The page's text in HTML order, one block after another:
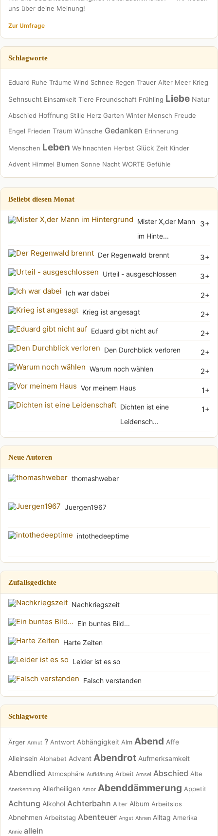
uns über deine Meinung!
Zur Umfrage
Schlagworte
Eduard Ruhe Träume Wind Schnee Regen Trauer Alter Meer Krieg
Sehnsucht Einsamkeit Tiere Freundschaft Frühling Liebe Natur
Abschied Hoffnung Stille Herz Garten Winter Mensch Freude
Engel Frieden Traum Wünsche Gedanken Erinnerung
Menschen Leben Weihnachten Herbst Glück Zeit Kinder
Advent Himmel Blumen Sonne Nacht WORTE Gefühle
Beliebt diesen Monat
3+
Mister X,der Mann
im Hinte...
3+
Der Regenwald brennt
3+
Urteil - ausgeschlossen
2+
Ich war dabei
2+
Krieg ist angesagt
2+
Eduard gibt nicht auf
2+
Den Durchblick verloren
2+
Warum noch wählen
1+
Vor meinem Haus
1+
Dichten ist eine
Leidensch...
Neue Autoren
thomashweber
Juergen1967
intothedeeptime
Zufallsgedichte
Nachkriegszeit
Ein buntes Bild...
Harte Zeiten
Leider ist es so
Falsch verstanden
Schlagworte
Ärger Armut ? Antwort Abhängigkeit Alm Abend Affe
Alleinsein Alphabet Advent Abendrot Aufmerksamkeit
Abendlied Atmosphäre Aufklärung Arbeit Amsel Abschied Alte
Anerkennung Allerheiligen Amor Abenddämmerung Appetit
Achtung Alkohol Achterbahn Alter Album Arbeitslos
Abnehmen Arbeitstag Abenteuer Angst Ahnen Alltag Amerika
Annie allein